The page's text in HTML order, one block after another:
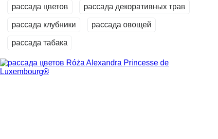
рассада цветов рассада декоративных трав
рассада клубники рассада овощей
рассада табака